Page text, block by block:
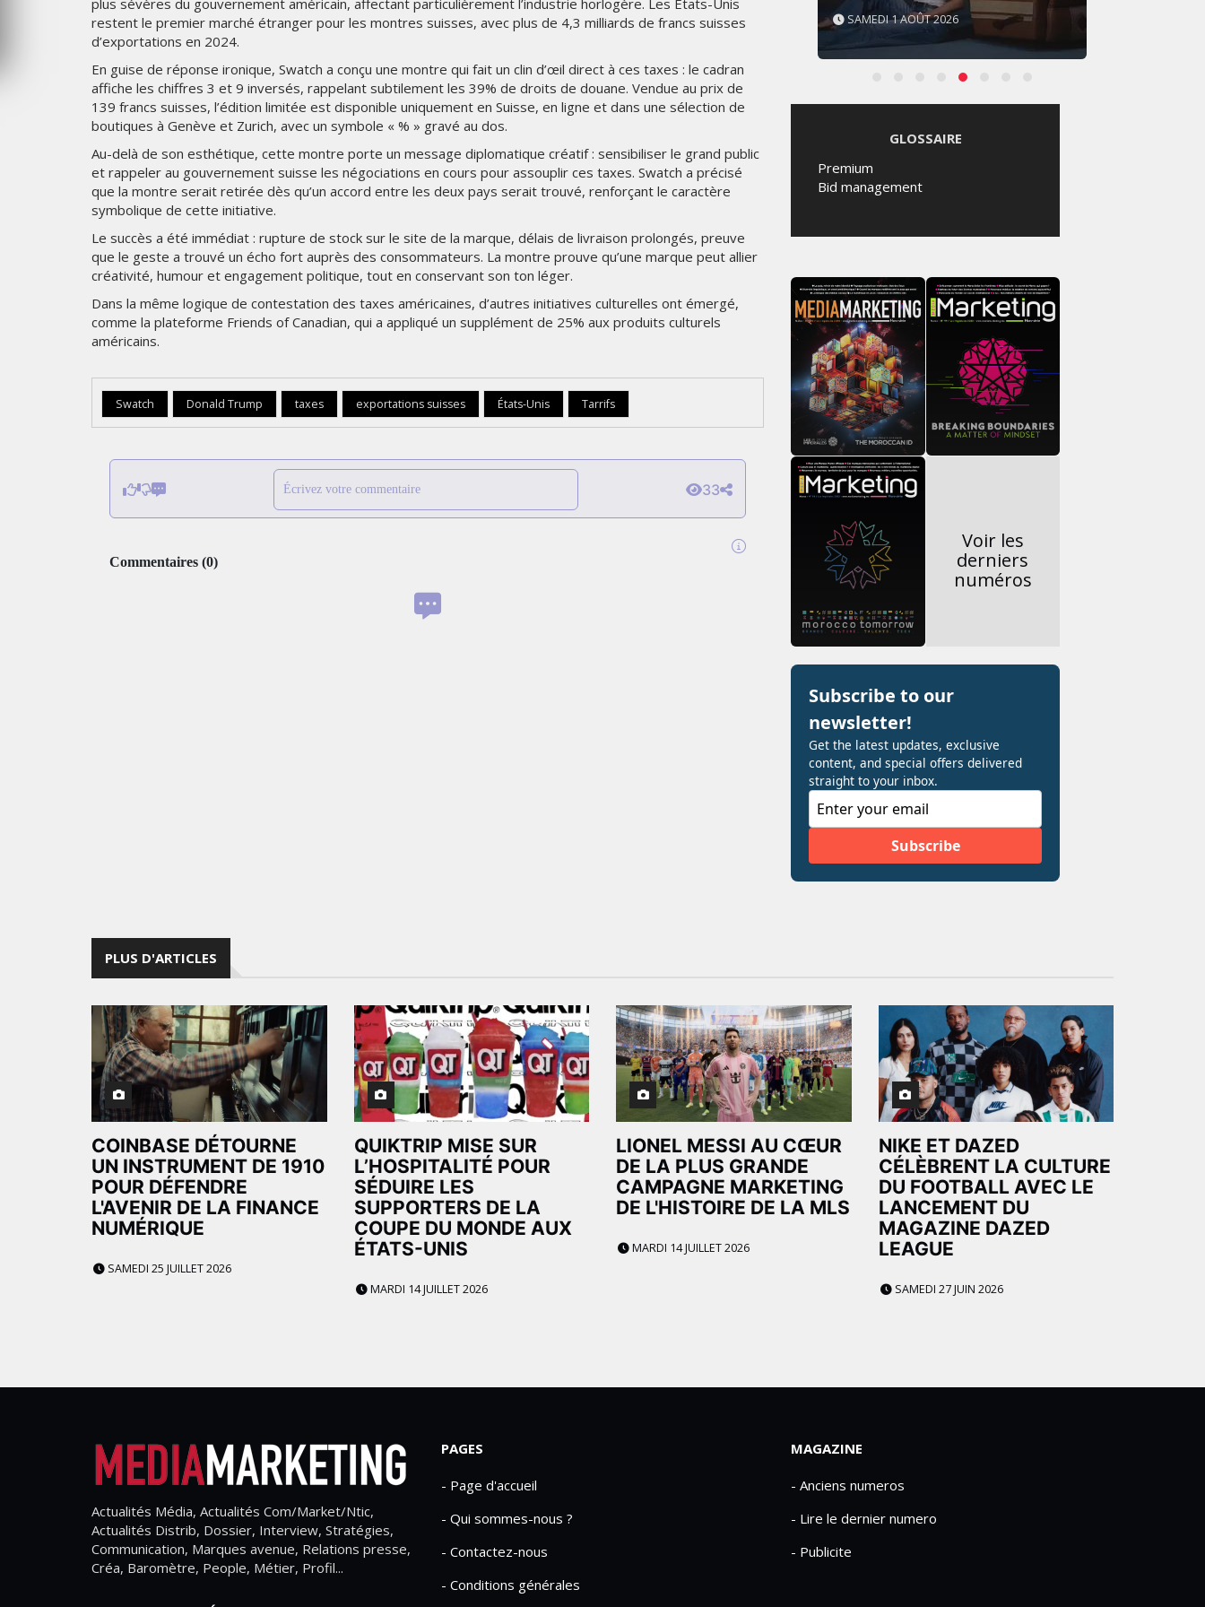
plus sévères du gouvernement américain, affectant particulièrement l’industrie horlogère. Les États-Unis
restent le premier marché étranger pour les montres suisses, avec plus de 4,3 milliards de francs suisses
d’exportations en 2024.
En guise de réponse ironique, Swatch a conçu une montre qui fait un clin d’œil direct à ces taxes : le cadran
affiche les chiffres 3 et 9 inversés, rappelant subtilement les 39% de droits de douane. Vendue au prix de
139 francs suisses, l’édition limitée est disponible uniquement en Suisse, en ligne et dans une sélection de
boutiques à Genève et Zurich, avec un symbole « % » gravé au dos.
Au-delà de son esthétique, cette montre porte un message diplomatique créatif : sensibiliser le grand public
et rappeler au gouvernement suisse les négociations en cours pour assouplir ces taxes. Swatch a précisé
que la montre serait retirée dès qu’un accord entre les deux pays serait trouvé, renforçant le caractère
symbolique de cette initiative.
Le succès a été immédiat : rupture de stock sur le site de la marque, délais de livraison prolongés, preuve
que le geste a trouvé un écho fort auprès des consommateurs. La montre prouve qu’une marque peut allier
créativité, humour et engagement politique, tout en conservant son ton léger.
Dans la même logique de contestation des taxes américaines, d’autres initiatives culturelles ont émergé,
comme la plateforme Friends of Canadian, qui a appliqué un supplément de 25% aux produits culturels
américains.
Swatch Donald Trump taxes exportations suisses États-Unis Tarrifs
Écrivez votre commentaire 33
Commentaires (0)
SAMEDI 1 AOÛT 2026 SAMEDI 1 AOÛT 2026 VENDREDI 31 JUILLET 2026
GLOSSAIRE
Premium
Bid management
Voir les
derniers
numéros
PLUS D'ARTICLES
COINBASE DÉTOURNE
UN INSTRUMENT DE 1910
POUR DÉFENDRE
L'AVENIR DE LA FINANCE
NUMÉRIQUE
SAMEDI 25 JUILLET 2026
QUIKTRIP MISE SUR
L’HOSPITALITÉ POUR
SÉDUIRE LES
SUPPORTERS DE LA
COUPE DU MONDE AUX
ÉTATS-UNIS
MARDI 14 JUILLET 2026
LIONEL MESSI AU CŒUR
DE LA PLUS GRANDE
CAMPAGNE MARKETING
DE L'HISTOIRE DE LA MLS
MARDI 14 JUILLET 2026
NIKE ET DAZED
CÉLÈBRENT LA CULTURE
DU FOOTBALL AVEC LE
LANCEMENT DU
MAGAZINE DAZED
LEAGUE
SAMEDI 27 JUIN 2026
Actualités Média, Actualités Com/Market/Ntic,
Actualités Distrib, Dossier, Interview, Stratégies,
Communication, Marques avenue, Relations presse,
Créa, Baromètre, People, Métier, Profil...
PAGES
- Page d'accueil
- Qui sommes-nous ?
- Contactez-nous
- Conditions générales
MAGAZINE
- Anciens numeros
- Lire le dernier numero
- Publicite